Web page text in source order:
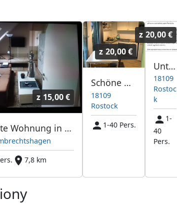
z 15,00 €
Möblierte Wohnung in Lambrechtshagen bei Rostock zu vermieten 2 - 10 Personen
7,8 km
z 20,00 €
Schöne Monteurwohnung an der Werft!
18109
Rostock
1-40 Pers.
z 20,00 €
Unterkunft an der Werft
18109
Rostoc
k
1-
40
Pers.